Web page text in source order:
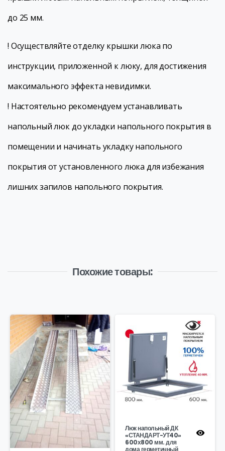
до 25 мм.
! Осуществляйте отделку крышки люка по
инструкции, приложенной к люку, для достижения
максимального эффекта невидимки.
! Настоятельно рекомендуем устанавливать
напольный люк до укладки напольного покрытия в
помещении и начинать укладку напольного
покрытия от установленного люка для избежания
лишних запилов напольного покрытия.
Похожие товары:
Люк напольный ДК
«СТАНДАРТ-УТ40»
600х800 мм. для
дома герметичный